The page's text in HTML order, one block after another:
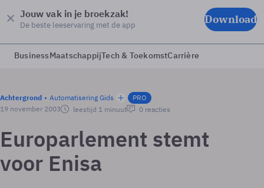
Jouw vak in je broekzak!
De beste leeservaring met de app Download
BusinessMaatschappijTech & ToekomstCarrière
Achtergrond Automatisering Gids
PRO
19 november 2003
leestijd 1 minuut 0 reacties
Europarlement stemt
voor Enisa